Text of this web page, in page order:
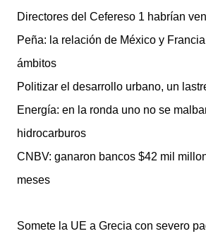
Directores del Cefereso 1 habrían
Peña: la relación de México y
ámbitos
Politizar el desarrollo urbano, un
Energía: en la ronda uno no se
hidrocarburos
CNBV: ganaron bancos $42 mil
meses
Somete la UE a Grecia con severo